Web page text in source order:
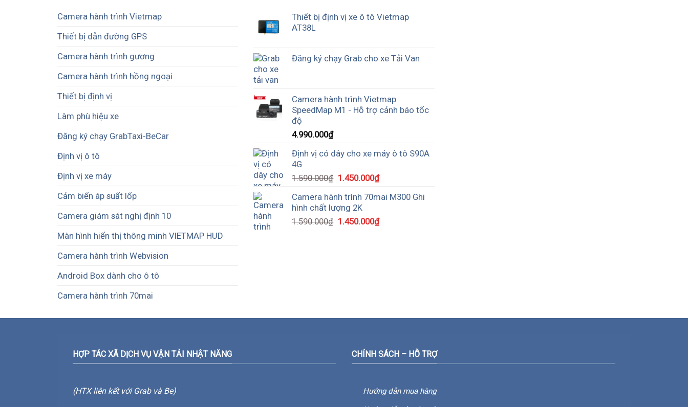
Camera hành trình Vietmap
Thiết bị dẫn đường GPS
Camera hành trình gương
Camera hành trình hồng ngoại
Thiết bị định vị
Làm phù hiệu xe
Đăng ký chạy GrabTaxi-BeCar
Định vị ô tô
Định vị xe máy
Cảm biến áp suất lốp
Camera giám sát nghị định 10
Màn hình hiển thị thông minh VIETMAP HUD
Camera hành trình Webvision
Android Box dành cho ô tô
Camera hành trình 70mai
Thiết bị định vị xe ô tô Vietmap
AT38L
Đăng ký chạy Grab cho xe Tải Van
Camera hành trình Vietmap
SpeedMap M1 - Hỗ trợ cảnh báo tốc
độ
4.990.000₫
Định vị có dây cho xe máy ô tô S90A
4G
1.590.000₫ 1.450.000₫
Camera hành trình 70mai M300 Ghi
hình chất lượng 2K
1.590.000₫ 1.450.000₫
HỢP TÁC XÃ DỊCH VỤ VẬN TẢI NHẬT NĂNG
(HTX liên kết với Grab và Be)
CHÍNH SÁCH – HỖ TRỢ
Hướng dẫn mua hàng